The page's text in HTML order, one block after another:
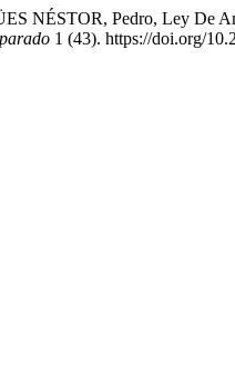
NÉSTOR, Pedro, Ley De
1 (43). https://doi.org/